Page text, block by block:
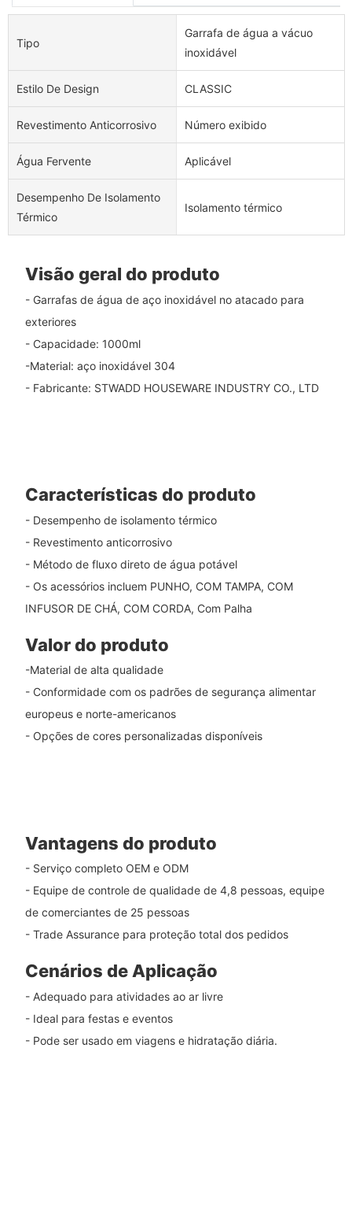
Tipo
Garrafa de água a vácuo
inoxidável
Estilo De Design CLASSIC
Revestimento Anticorrosivo Número exibido
Água Fervente Aplicável
Desempenho De Isolamento
Térmico
Isolamento térmico
Visão geral do produto
- Garrafas de água de aço inoxidável no atacado para
exteriores
- Capacidade: 1000ml
-Material: aço inoxidável 304
- Fabricante: STWADD HOUSEWARE INDUSTRY CO., LTD
Características do produto
- Desempenho de isolamento térmico
- Revestimento anticorrosivo
- Método de fluxo direto de água potável
- Os acessórios incluem PUNHO, COM TAMPA, COM
INFUSOR DE CHÁ, COM CORDA, Com Palha
Valor do produto
-Material de alta qualidade
- Conformidade com os padrões de segurança alimentar
europeus e norte-americanos
- Opções de cores personalizadas disponíveis
Vantagens do produto
- Serviço completo OEM e ODM
- Equipe de controle de qualidade de 4,8 pessoas, equipe
de comerciantes de 25 pessoas
- Trade Assurance para proteção total dos pedidos
Cenários de Aplicação
- Adequado para atividades ao ar livre
- Ideal para festas e eventos
- Pode ser usado em viagens e hidratação diária.